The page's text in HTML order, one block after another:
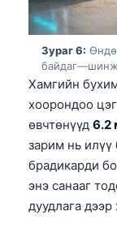
Зураг 6:
байдаг—шинж
Хамгийн
хоорондоо
өвчтөнүүд 6.2
зарим нь илүү
брадикарди
энэ санааг
дуудлага
Español
Ελληνικά
Türkçe
Română
简体中文
فارسی